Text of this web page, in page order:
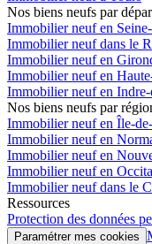
Nos biens neufs par
Immobilier neuf en
Immobilier neuf dans le
Immobilier neuf en
Immobilier neuf en
Immobilier neuf en
Nos biens neufs par
Immobilier neuf en Île-
Immobilier neuf en
Immobilier neuf en
Immobilier neuf en
Immobilier neuf dans le
Ressources
Protection des données
Paramétrer mes cookies